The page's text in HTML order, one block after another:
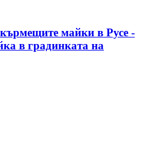
майки в Русе -
в градинката на